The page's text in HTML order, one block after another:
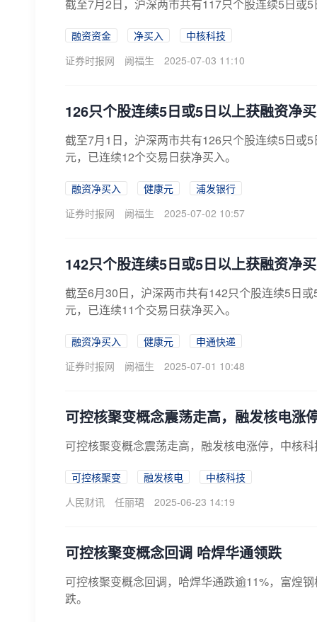
截至7月2日，沪深两市共有117只个股连续5日或
融资资金 净买入
中核科技
证券时报网
阙福生 2025-07-03 11:10
126只个股连续5日或5日以上获融资净
截至7月1日，沪深两市共有126只个股连续5日或
元，已连续12个交易日获净买入。
融资净买入 健康元
浦发银行
证券时报网
阙福生 2025-07-02 10:57
142只个股连续5日或5日以上获融资净
截至6月30日，沪深两市共有142只个股连续5日
元，已连续11个交易日获净买入。
融资净买入 健康元
申通快递
证券时报网
阙福生 2025-07-01 10:48
可控核聚变概念震荡走高，融发核电涨
可控核聚变概念震荡走高，融发核电涨停，中核
可控核聚变 融发核电
中核科技
人民财讯
任丽珺 2025-06-23 14:19
可控核聚变概念回调 哈焊华通领跌
可控核聚变概念回调，哈焊华通跌逾11%，富煌
跌。